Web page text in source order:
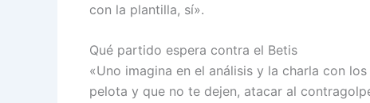
con la plantilla, sí».
Qué partido espera contra el Betis
«Uno imagina en el análisis y la charla con
pelota y que no te dejen, atacar al